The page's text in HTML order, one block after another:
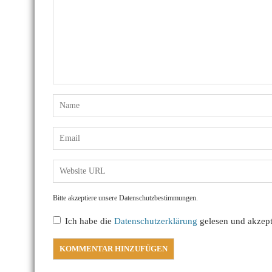
Bitte akzeptiere unsere Datenschutzbestimmungen.
Ich habe die Datenschutzerklärung gelesen und